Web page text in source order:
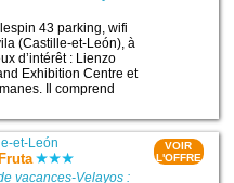
43 parking, wifi
(Castille-et-León), à
d’intérêt : Lienzo
Exhibition Centre et
Il comprend
et-León
vacances-Velayos :
VOIR
L'OFFRE